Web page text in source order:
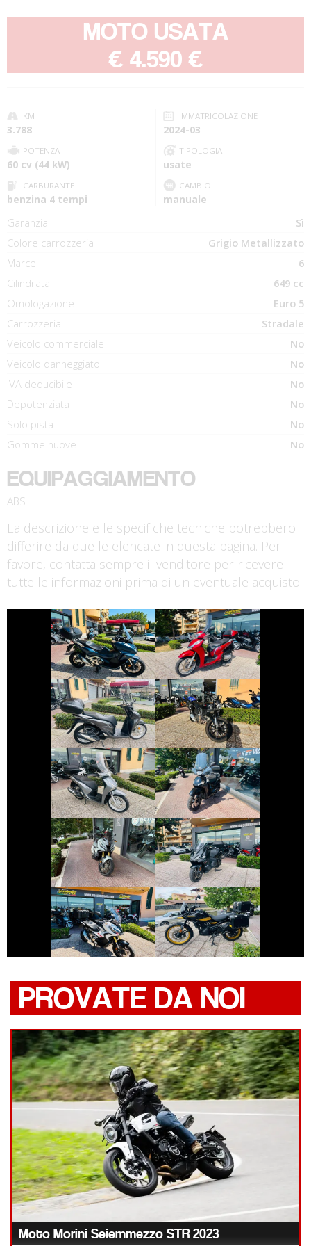
MOTO USATA
€ 4.590 €
KM
3.788
IMMATRICOLAZIONE
2024-03
POTENZA
60 cv (44 kW)
TIPOLOGIA
usate
CARBURANTE
benzina 4 tempi
CAMBIO
manuale
Garanzia
Sì
Colore carrozzeria
Grigio Metallizzato
Marce
6
Cilindrata
649 cc
Omologazione
Euro 5
Carrozzeria
Stradale
Veicolo commerciale
No
Veicolo danneggiato
No
IVA deducibile
No
Depotenziata
No
Solo pista
No
Gomme nuove
No
EQUIPAGGIAMENTO
ABS
La descrizione e le specifiche tecniche potrebbero
differire da quelle elencate in questa pagina. Per
favore, contatta sempre il venditore per ricevere
tutte le informazioni prima di un eventuale acquisto.
HONDA FORZA-
750
HONDA SH
HONDA SH
€ 3.290 €
DUCATI
SCRAMBLER
€ 4.490 €
HONDA SH
€ 1.999 €
PEUGEOT TWEET
€ 2.390 €
HONDA X-ADV
€ 8.990 €
SYM MAXSYM-TL
€ 5.450 €
HONDA X-ADV
€ 10.250 €
ROYAL-ENFIELD
HIMALAYAN
€ 4.999 €
PROVATE DA NOI
Moto Morini Seiemmezzo STR 2023